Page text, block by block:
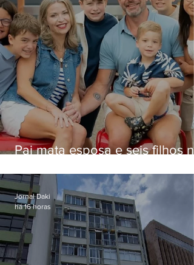
Pai mata esposa e seis filhos
Jornal Daki
há 16 horas